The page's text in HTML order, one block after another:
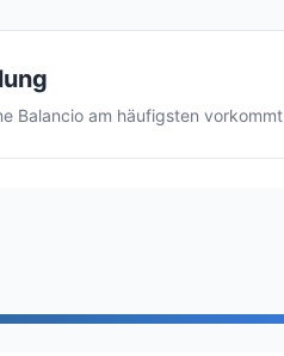
Balancio am häufigsten vorkommt